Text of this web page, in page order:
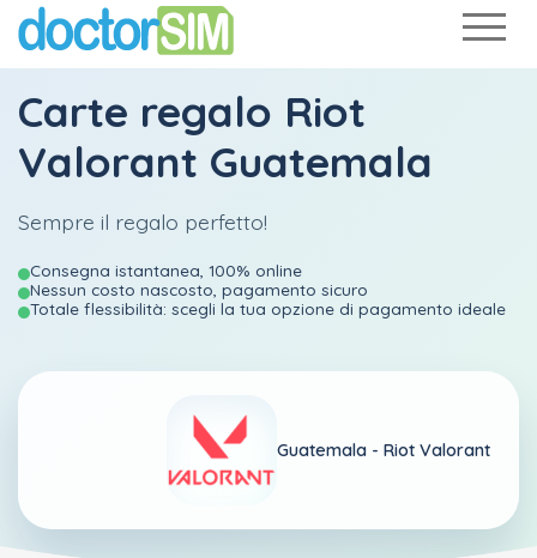
Carte regalo Riot
Valorant Guatemala
Sempre il regalo perfetto!
Consegna istantanea, 100% online
Nessun costo nascosto, pagamento sicuro
Totale flessibilità: scegli la tua opzione di pagamento ideale
Guatemala - Riot Valorant